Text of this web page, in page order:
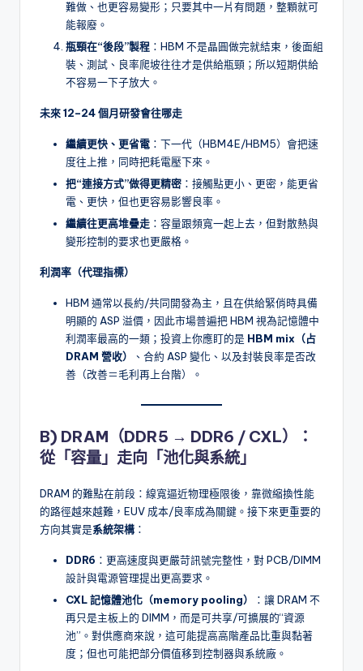
難做、也更容易變形；只要其中一片有問題，整顆就可
能報廢。
瓶頸在“後段”製程 ：HBM 不是晶圓做完就結束，後面組
裝、測試、良率爬坡往往才是供給瓶頸；所以短期供給
不容易一下子放大。
未來 12–24 個月研發會往哪走
繼續更快、更省電 ：下一代（HBM4E/HBM5）會把速
度往上推，同時把耗電壓下來。
把“連接方式”做得更精密 ：接觸點更小、更密，能更省
電、更快，但也更容易影響良率。
繼續往更高堆疊走 ：容量跟頻寬一起上去，但對散熱與
變形控制的要求也更嚴格。
利潤率（代理指標）
HBM 通常以長約/共同開發為主，且在供給緊俏時具備
明顯的 ASP 溢價，因此市場普遍把 HBM 視為記憶體中
利潤率最高的一類；投資上你應盯的是 HBM mix（占
DRAM 營收）
、合約 ASP 變化、以及封裝良率是否改
善（改善＝毛利再上台階）。
B) DRAM（DDR5 → DDR6 / CXL）：
從「容量」走向「池化與系統」
DRAM 的難點在前段：線寬逼近物理極限後，靠微縮換性能
的路徑越來越難，EUV 成本/良率成為關鍵。接下來更重要的
方向其實是系統架構 ：
DDR6 ：更高速度與更嚴苛訊號完整性，對 PCB/DIMM
設計與電源管理提出更高要求。
CXL 記憶體池化（memory pooling）
：讓 DRAM 不
再只是主板上的 DIMM，而是可共享/可擴展的“資源
池”。對供應商來說，這可能提高高階產品比重與黏著
度；但也可能把部分價值移到控制器與系統廠。